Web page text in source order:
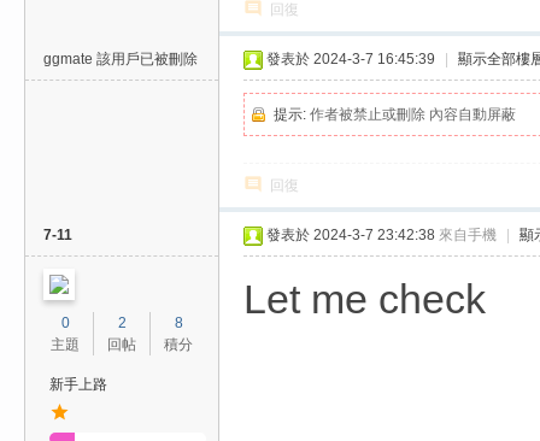
回復
ggmate 該用戶已被刪除 發表於 2024-3-7 16:45:39 顯示全部樓
提示: 作者被禁止或刪除 內容自動屏蔽
回復
7-11
0
主題
2
回帖
8
積分
新手上路
發表於 2024-3-7 23:42:38 來自手機 顯
Let me check